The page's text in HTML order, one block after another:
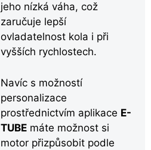
jeho nízká váha, což
zaručuje lepší
ovladatelnost kola i při
vyšších rychlostech.
Navíc s možností
personalizace
prostřednictvím aplikace E-
TUBEmáte možnost si
motor přizpůsobit podle